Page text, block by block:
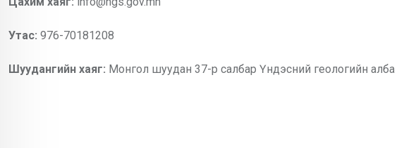
Утас: 976-70181208
Шуудангийн хаяг: Монгол шуудан 37-р салбар Үндэсний геологийн алба